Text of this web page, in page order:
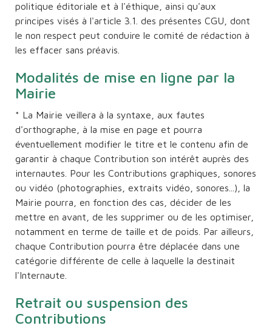
politique éditoriale et à l'éthique, ainsi qu'aux
principes visés à l'article 3.1. des présentes CGU, dont
le non respect peut conduire le comité de rédaction à
les effacer sans préavis.
Modalités de mise en ligne par la
Mairie
* La Mairie veillera à la syntaxe, aux fautes
d'orthographe, à la mise en page et pourra
éventuellement modifier le titre et le contenu afin de
garantir à chaque Contribution son intérêt auprès des
internautes. Pour les Contributions graphiques, sonores
ou vidéo (photographies, extraits vidéo, sonores...), la
Mairie pourra, en fonction des cas, décider de les
mettre en avant, de les supprimer ou de les optimiser,
notamment en terme de taille et de poids. Par ailleurs,
chaque Contribution pourra être déplacée dans une
catégorie différente de celle à laquelle la destinait
l'Internaute.
Retrait ou suspension des
Contributions